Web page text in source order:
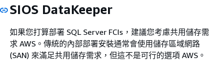
SIOS DataKeeper
如果您打算部署 SQL Server FCIs，建議您考慮共用儲存需
求 AWS。傳統的內部部署安裝通常會使用儲存區域網路
(SAN) 來滿足共用儲存需求，但這不是可行的選項 AWS。